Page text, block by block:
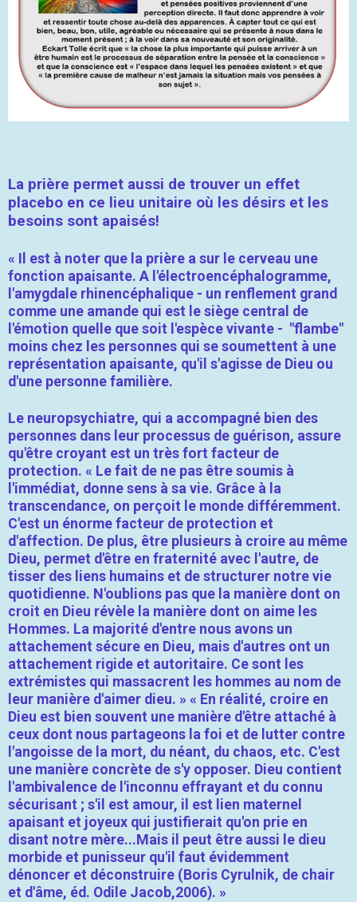
La prière permet aussi de trouver un effet
placebo en ce lieu unitaire où les désirs et les
besoins sont apaisés!
« Il est à noter que la prière a sur le cerveau une
fonction apaisante. A l'électroencéphalogramme,
l'amygdale rhinencéphalique - un renflement grand
comme une amande qui est le siège central de
l'émotion quelle que soit l'espèce vivante - "flambe"
moins chez les personnes qui se soumettent à une
représentation apaisante, qu'il s'agisse de Dieu ou
d'une personne familière.
Le neuropsychiatre, qui a accompagné bien des
personnes dans leur processus de guérison, assure
qu'être croyant est un très fort facteur de
protection. « Le fait de ne pas être soumis à
l'immédiat, donne sens à sa vie. Grâce à la
transcendance, on perçoit le monde différemment.
C'est un énorme facteur de protection et
d'affection. De plus, être plusieurs à croire au même
Dieu, permet d'être en fraternité avec l'autre, de
tisser des liens humains et de structurer notre vie
quotidienne. N'oublions pas que la manière dont on
croit en Dieu révèle la manière dont on aime les
Hommes. La majorité d'entre nous avons un
attachement sécure en Dieu, mais d'autres ont un
attachement rigide et autoritaire. Ce sont les
extrémistes qui massacrent les hommes au nom de
leur manière d'aimer dieu. » « En réalité, croire en
Dieu est bien souvent une manière d'être attaché à
ceux dont nous partageons la foi et de lutter contre
l'angoisse de la mort, du néant, du chaos, etc. C'est
une manière concrète de s'y opposer. Dieu contient
l'ambivalence de l'inconnu effrayant et du connu
sécurisant ; s'il est amour, il est lien maternel
apaisant et joyeux qui justifierait qu'on prie en
disant notre mère...Mais il peut être aussi le dieu
morbide et punisseur qu'il faut évidemment
dénoncer et déconstruire (Boris Cyrulnik, de chair
et d'âme, éd. Odile Jacob,2006). »